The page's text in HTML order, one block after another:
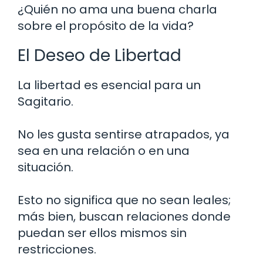
¿Quién no ama una buena charla
sobre el propósito de la vida?
El Deseo de Libertad
La libertad es esencial para un
Sagitario.
No les gusta sentirse atrapados, ya
sea en una relación o en una
situación.
Esto no significa que no sean leales;
más bien, buscan relaciones donde
puedan ser ellos mismos sin
restricciones.